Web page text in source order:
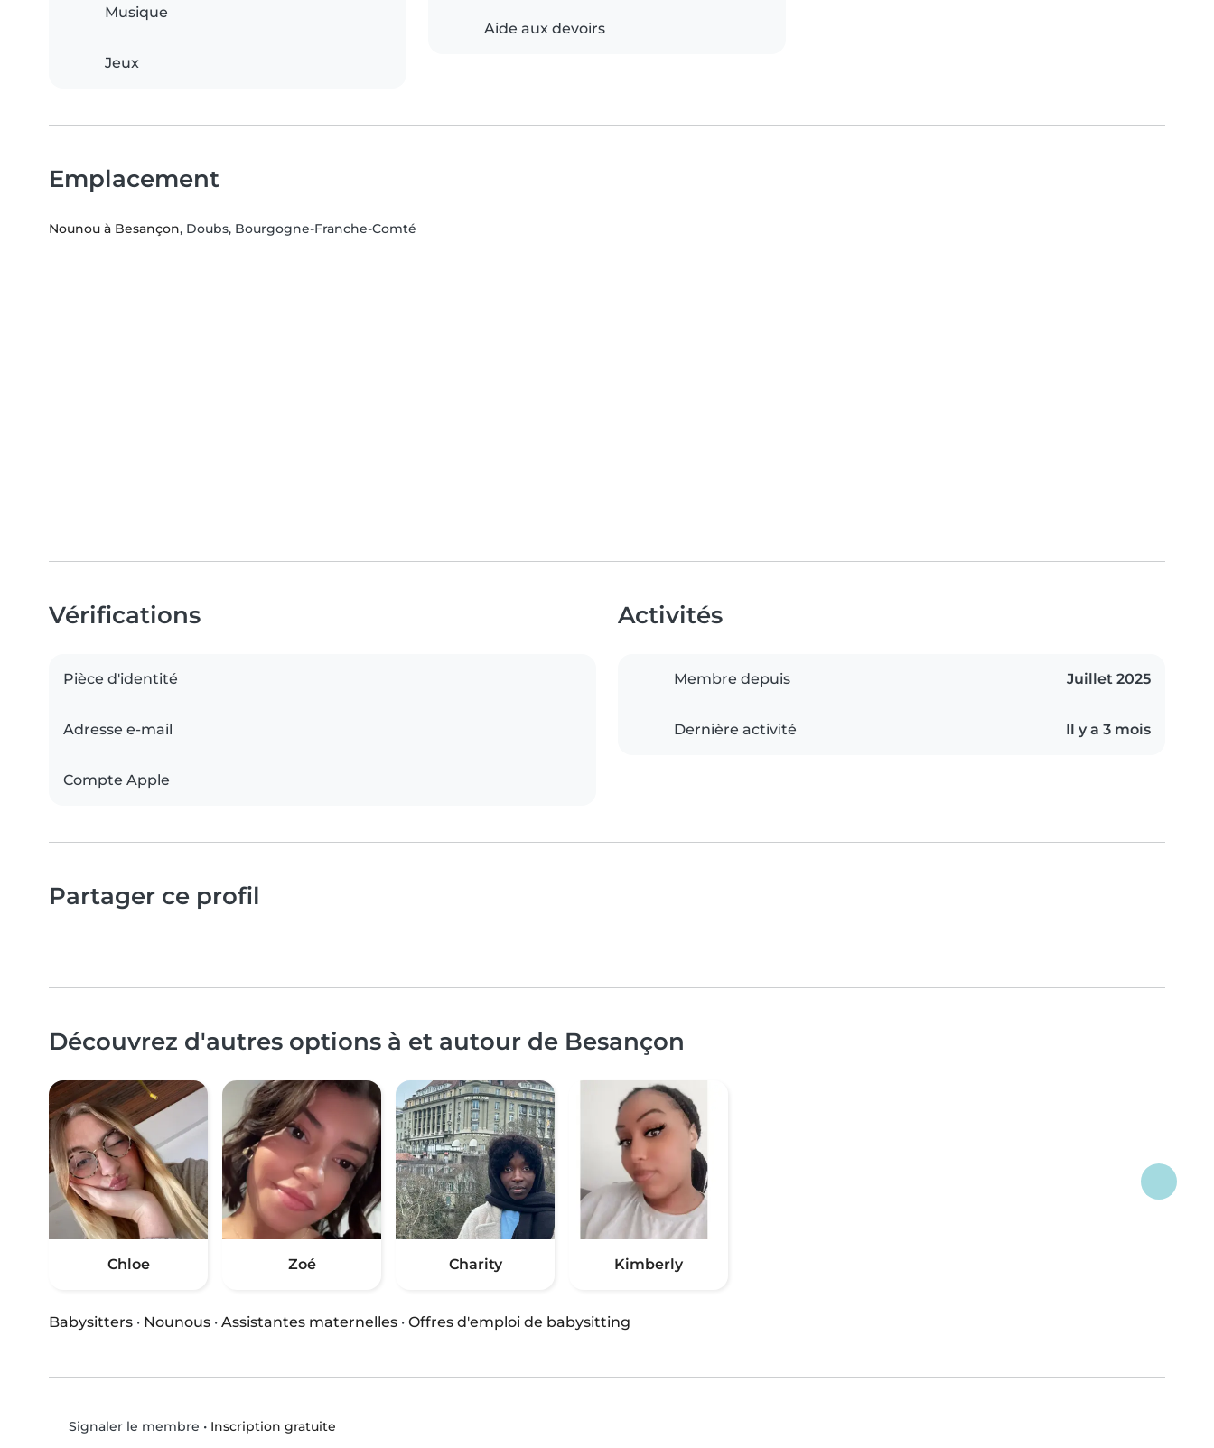
Musique
Jeux
Aide aux devoirs
Emplacement
Nounou à Besançon, Doubs, Bourgogne-Franche-Comté
Vérifications
Pièce d'identité
Adresse e-mail
Compte Apple
Activités
Membre depuis Juillet 2025
Dernière activité Il y a 3 mois
Partager ce profil
Découvrez d'autres options à et autour de Besançon
Chloe Zoé Charity Kimberly
Babysitters · Nounous · Assistantes maternelles · Offres d'emploi de babysitting
Signaler le membre • Inscription gratuite